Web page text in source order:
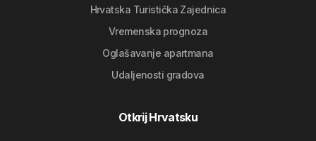
Hrvatska Turistička Zajednica
Vremenska prognoza
Oglašavanje apartmana
Udaljenosti gradova
Otkrij Hrvatsku